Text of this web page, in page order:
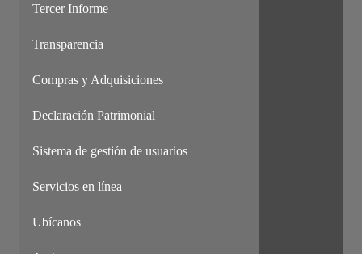
Tercer Informe
Transparencia
Compras y Adquisiciones
Declaración Patrimonial
Sistema de gestión de usuarios
Servicios en línea
Ubícanos